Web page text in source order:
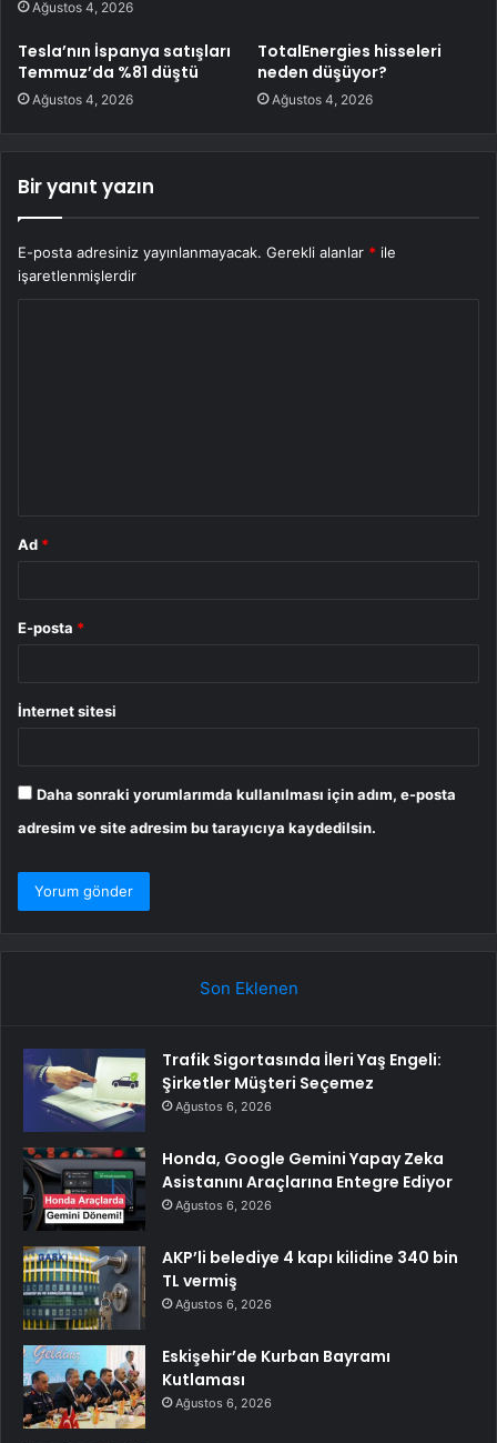
Ağustos 4, 2026
Tesla’nın İspanya satışları
Temmuz’da %81 düştü
Ağustos 4, 2026
TotalEnergies hisseleri
neden düşüyor?
Ağustos 4, 2026
Bir yanıt yazın
E-posta adresiniz yayınlanmayacak. Gerekli alanlar * ile
işaretlenmişlerdir
Ad *
E-posta *
İnternet sitesi
Daha sonraki yorumlarımda kullanılması için adım, e-posta
adresim ve site adresim bu tarayıcıya kaydedilsin.
Son Eklenen
Trafik Sigortasında İleri Yaş Engeli:
Şirketler Müşteri Seçemez
Ağustos 6, 2026
Honda, Google Gemini Yapay Zeka
Asistanını Araçlarına Entegre Ediyor
Ağustos 6, 2026
AKP’li belediye 4 kapı kilidine 340 bin
TL vermiş
Ağustos 6, 2026
Eskişehir’de Kurban Bayramı
Kutlaması
Ağustos 6, 2026